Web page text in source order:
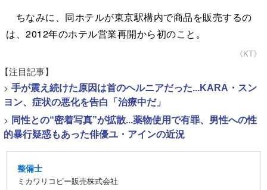
ちなみに、同ホテルが東京駅構内で商品を販売するの
は、2012年のホテル営業再開から初のこと。
《KT》
【注目記事】
> 手が震え続けた原因は首のヘルニアだった...KARA・スン
ヨン、症状の悪化を告白「治療中だ」
> 同性との“密着写真”が拡散...薬物使用で有罪、男性への性
的暴行疑惑もあった俳優ユ・アインの近況
整備士
ミカワリコピー販売株式会社